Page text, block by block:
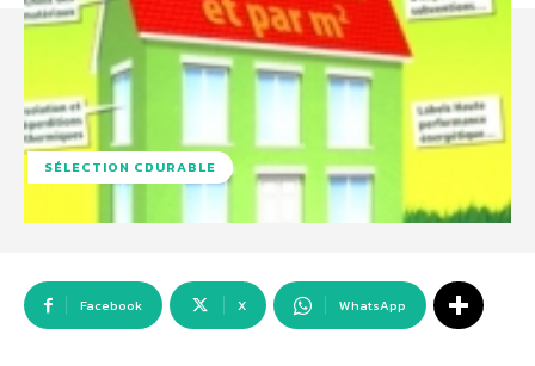
SÉLECTION CDURABLE
Facebook X WhatsApp